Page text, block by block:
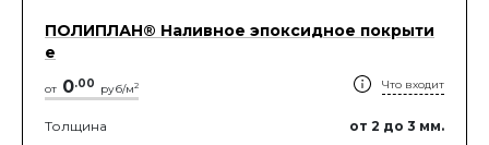
ПОЛИПЛАН® Наливное эпоксидное покрыти
е
от 0.00 руб/м2 Что входит
Толщина от 2 до 3 мм.